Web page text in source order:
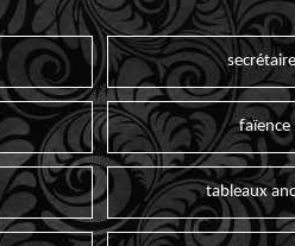
faïence
tableaux